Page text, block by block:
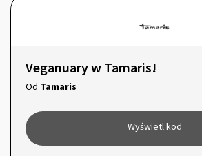
Veganuary w Tamaris!
Od Tamaris
Wyświetl kod